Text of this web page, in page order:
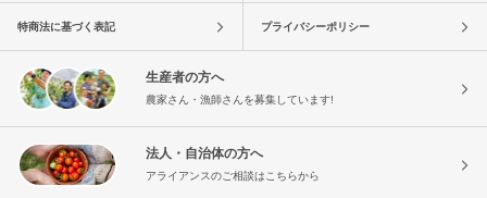
特商法に基づく表記 プライバシーポリシー
生産者の方へ
農家さん・漁師さんを募集しています!
法人・自治体の方へ
アライアンスのご相談はこちらから